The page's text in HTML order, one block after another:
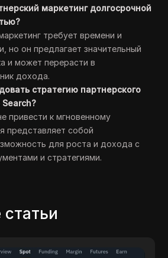
маркетинг долгосрочной
требует времени и
но он предлагает значительный
и может перерасти в
дохода.
стратегию партнерского
привести к мгновенному
представляет собой
для роста и дохода с
и стратегиями.